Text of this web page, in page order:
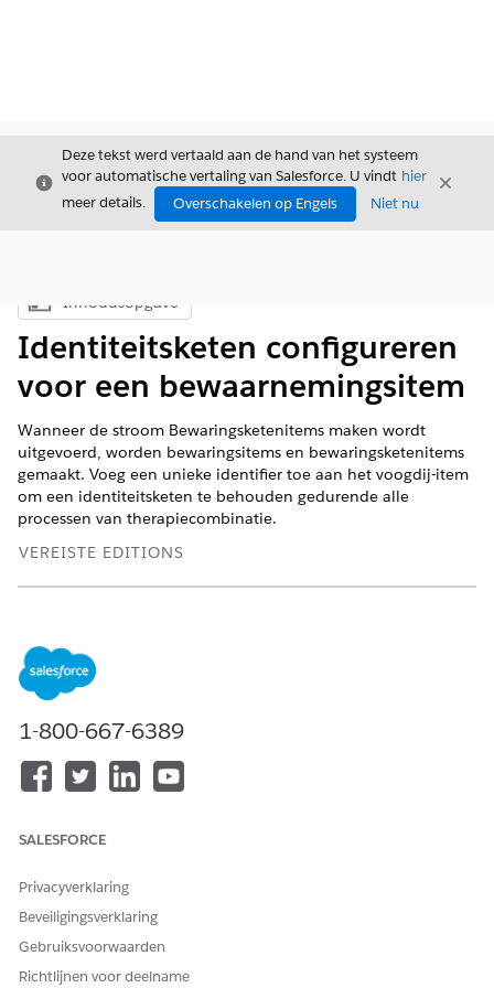
Sluiten
Deze tekst werd vertaald aan de hand van het systeem
voor automatische vertaling van Salesforce. U vindt hier
meer details.
Overschakelen op Engels Niet nu
Sluiten
Inhoudsopgave weergeven
Inhoudsopgave
Identiteitsketen configureren
voor een bewaarnemingsitem
Wanneer de stroom Bewaringsketenitems maken wordt
uitgevoerd, worden bewaringsitems en bewaringsketenitems
gemaakt. Voeg een unieke identifier toe aan het voogdij-item
om een identiteitsketen te behouden gedurende alle
processen van therapiecombinatie.
VEREISTE EDITIONS
Beschikbaar in:
Cloud of Life Sciences Cloud
Chain of Custody instellen
en beheren:
1-800-667-6389
SALESFORCE
Privacyverklaring
Beveiligingsverklaring
Gebruiksvoorwaarden
Richtlijnen voor deelname